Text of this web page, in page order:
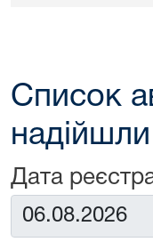
Список
Дата
Від: